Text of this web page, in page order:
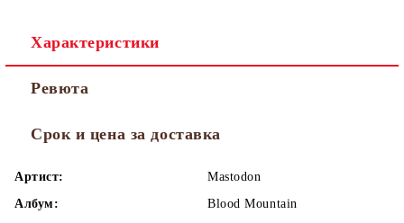
Характеристики
Ревюта
Срок и цена за доставка
Артист:
Mastodon
Албум:
Blood Mountain